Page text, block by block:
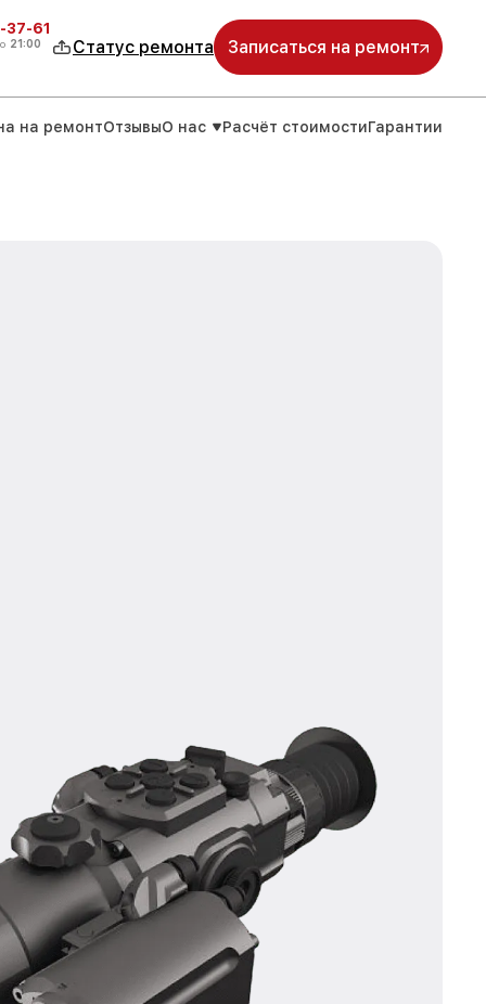
37-61
21:00 Статус ремонта Записаться на ремонт
на ремонтОтзывыО нас Расчёт стоимостиГарантии